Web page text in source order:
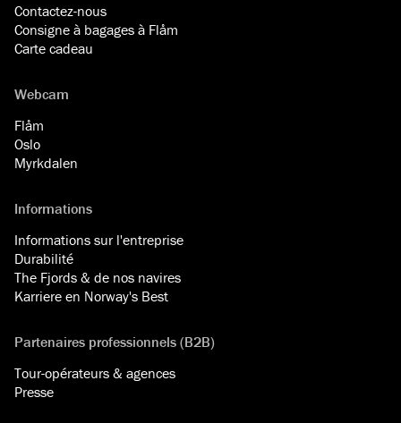
Contactez-nous
Consigne à bagages à Flåm
Carte cadeau
Webcam
Flåm
Oslo
Myrkdalen
Informations
Informations sur l'entreprise
Durabilité
The Fjords & de nos navires
Karriere en Norway's Best
Partenaires professionnels (B2B)
Tour-opérateurs & agences
Presse